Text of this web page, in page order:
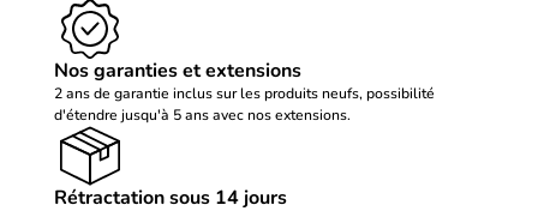
Nos garanties et extensions
2 ans de garantie inclus sur les produits neufs, possibilité
d'étendre jusqu'à 5 ans avec nos extensions.
Rétractation sous 14 jours